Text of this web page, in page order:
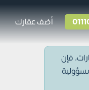
أضف عقارك
فإن